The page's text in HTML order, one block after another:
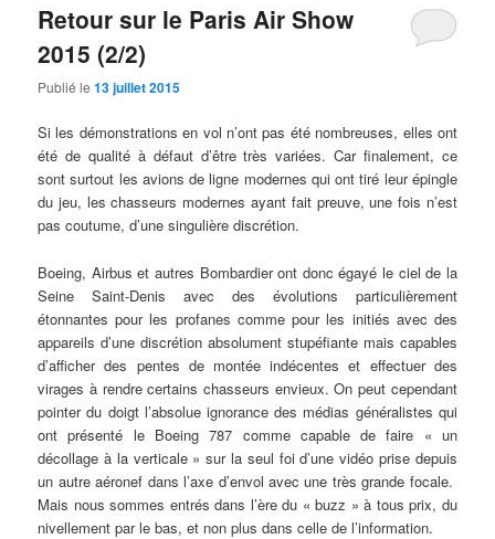
Retour sur le Paris Air Show
2015 (2/2)
Publié le13 juillet 2015
Si les démonstrations en vol n’ont pas été nombreuses, elles ont
été de qualité à défaut d’être très variées. Car finalement, ce
sont surtout les avions de ligne modernes qui ont tiré leur épingle
du jeu, les chasseurs modernes ayant fait preuve, une fois n’est
pas coutume, d’une singulière discrétion.
Boeing, Airbus et autres Bombardier ont donc égayé le ciel de la
Seine Saint-Denis avec des évolutions particulièrement
étonnantes pour les profanes comme pour les initiés avec des
appareils d’une discrétion absolument stupéfiante mais capables
d’afficher des pentes de montée indécentes et effectuer des
virages à rendre certains chasseurs envieux. On peut cependant
pointer du doigt l’absolue ignorance des médias généralistes qui
ont présenté le Boeing 787 comme capable de faire « un
décollage à la verticale » sur la seul foi d’une vidéo prise depuis
un autre aéronef dans l’axe d’envol avec une très grande focale.
Mais nous sommes entrés dans l’ère du « buzz » à tous prix, du
nivellement par le bas, et non plus dans celle de l’information.